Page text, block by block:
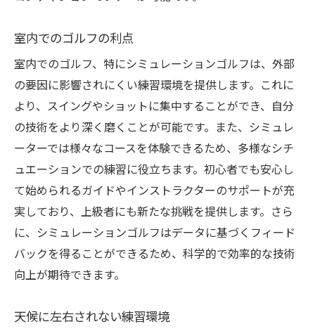
室内でのゴルフの利点
室内でのゴルフ、特にシミュレーションゴルフは、外部
の要因に影響されにくい練習環境を提供します。これに
より、スイングやショットに集中することができ、自分
の技術をより深く磨くことが可能です。また、シミュレ
ーターでは様々なコースを体験できるため、多様なシチ
ュエーションでの練習に役立ちます。初心者でも安心し
て始められるガイドやインストラクターのサポートが充
実しており、上級者にも新たな挑戦を提供します。さら
に、シミュレーションゴルフはデータに基づくフィード
バックを得ることができるため、科学的で効率的な技術
向上が期待できます。
天候に左右されない練習環境